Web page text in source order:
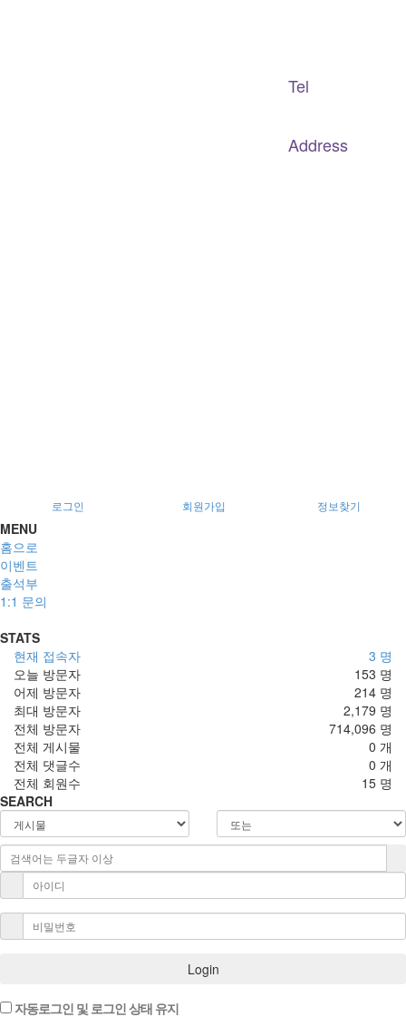
Tel
Address
로그인 회원가입 정보찾기
MENU
홈으로
이벤트
출석부
1:1 문의
STATS
3 명
현재 접속자
153 명
오늘 방문자
214 명
어제 방문자
2,179 명
최대 방문자
714,096 명
전체 방문자
0 개
전체 게시물
0 개
전체 댓글수
15 명
전체 회원수
SEARCH
Login
자동로그인 및 로그인 상태 유지